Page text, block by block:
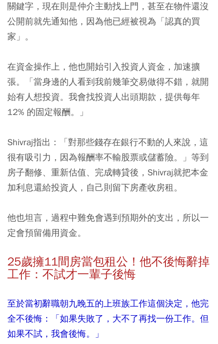
關鍵字，現在則是仲介主動找上門，甚至在物件還沒
公開前就先通知他，因為他已經被視為「認真的買
家」。
在資金操作上，他也開始引入投資人資金，加速擴
張。「當身邊的人看到我前幾筆交易做得不錯，就開
始有人想投資。我會找投資人出頭期款，提供每年
12% 的固定報酬。」
Shivraj指出：「對那些錢存在銀行不動的人來說，這
很有吸引力，因為報酬率不輸股票或儲蓄險。」等到
房子翻修、重新估值、完成轉貸後，Shivraj就把本金
加利息還給投資人，自己則留下房產收房租。
他也坦言，過程中難免會遇到預期外的支出，所以一
定會預留備用資金。
25歲擁11間房當包租公！他不後悔辭掉
工作：不試才一輩子後悔
至於當初辭職朝九晚五的上班族工作這個決定，他完
全不後悔：「如果失敗了，大不了再找一份工作。但
如果不試，我會後悔。」